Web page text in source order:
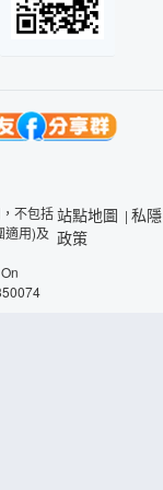
不包括
適用)及
站點地圖 | 私隱
政策